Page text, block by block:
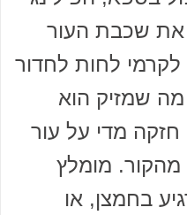
את שכבת העור
לחות לחדור
שמזיק הוא
חזקה מדי על עור
מומלץ
בחמצן, או